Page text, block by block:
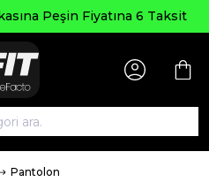
Peşin Fiyatına 6 Taksit
Pantolon